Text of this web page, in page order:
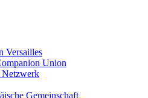
Versailles
Union
Netzwerk
Gemeinschaft